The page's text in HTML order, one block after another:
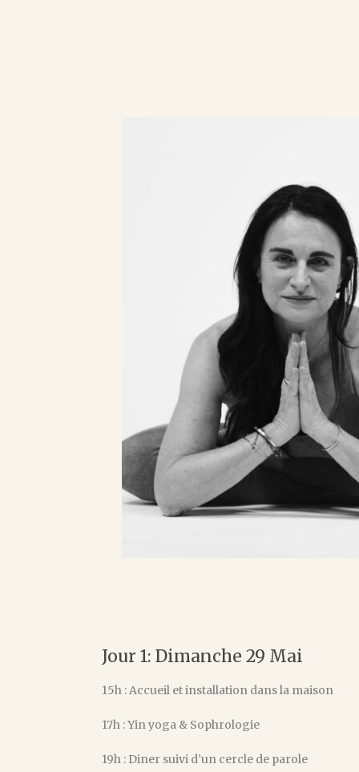
Jour 1: Dimanche 29 Mai
15h : Accueil et installation dans la maison
17h : Yin yoga & Sophrologie
19h : Diner suivi d’un cercle de parole